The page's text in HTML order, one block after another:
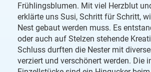
Frühlingsblumen. Mit viel Herzblut
erklärte uns Susi, Schritt für Schritt,
Nest gebaut werden muss. Es
oder auch auf Stelzen stehende
Schluss durften die Nester mit
verziert und verschönert werden. Die